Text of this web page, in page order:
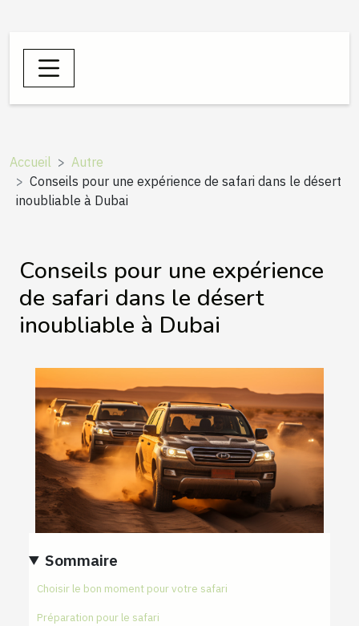
Accueil
Autre
Conseils pour une expérience de safari dans le désert
inoubliable à Dubai
Conseils pour une expérience
de safari dans le désert
inoubliable à Dubai
Sommaire
Choisir le bon moment pour votre safari
Préparation pour le safari